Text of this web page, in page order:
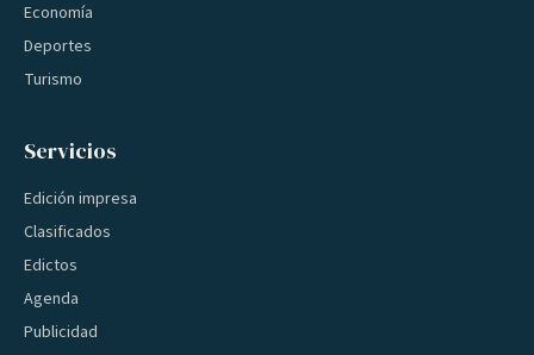
Economía
Deportes
Turismo
Servicios
Edición impresa
Clasificados
Edictos
Agenda
Publicidad